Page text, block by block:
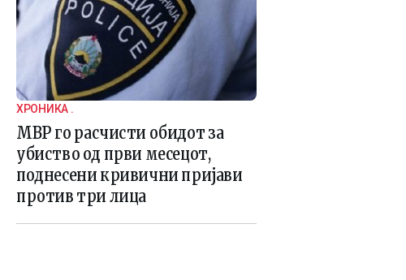
ХРОНИКА .
МВР го расчисти обидот за
убиство од први месецот,
поднесени кривични пријави
против три лица